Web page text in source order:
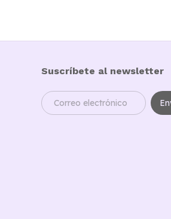
Suscríbete al newsletter